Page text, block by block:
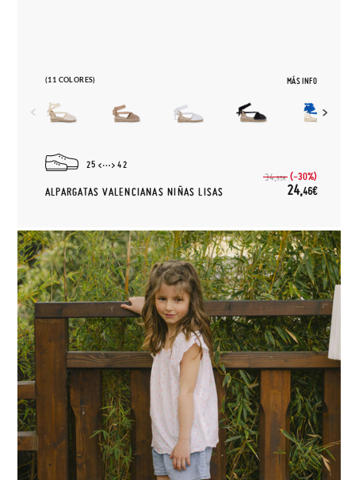
(11 COLORES) MÁS INFO
25 42
ALPARGATAS VALENCIANAS NIÑAS LISAS
34,95€ (-30%)
24,46€